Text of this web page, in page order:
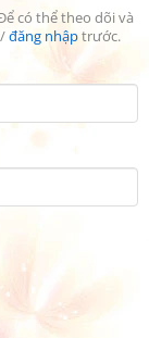
có thể theo dõi và
/đăng nhậptrước.